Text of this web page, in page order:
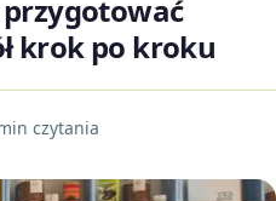
przygotować
krok po kroku
czytania